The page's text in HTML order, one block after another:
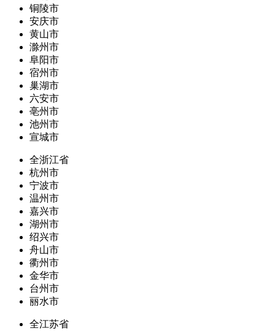
铜陵市
安庆市
黄山市
滁州市
阜阳市
宿州市
巢湖市
六安市
亳州市
池州市
宣城市
全浙江省
杭州市
宁波市
温州市
嘉兴市
湖州市
绍兴市
舟山市
衢州市
金华市
台州市
丽水市
全江苏省